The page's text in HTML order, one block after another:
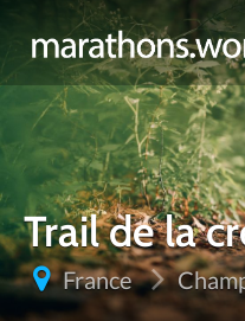
Trail de la
France